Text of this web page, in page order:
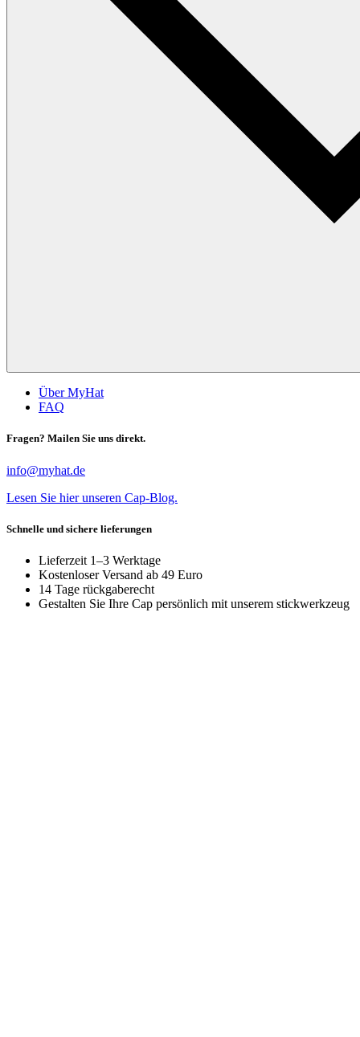
Über MyHat
FAQ
Fragen? Mailen Sie uns direkt.
info@myhat.de
Lesen Sie hier unseren Cap-Blog.
Schnelle und sichere lieferungen
Lieferzeit 1–3 Werktage
Kostenloser Versand ab 49 Euro
14 Tage rückgaberecht
Gestalten Sie Ihre Cap persönlich mit unserem stickwerkzeug